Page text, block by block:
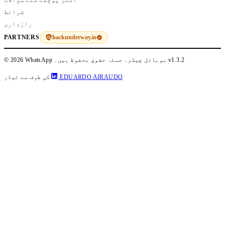
شرائط
رازداری
PARTNERS hackunderway.io
© 2026 WhatsApp موبائل چیکر۔ جملہ حقوق محفوظ ہیں۔v1.3.2
کی طرف سے تیار EDUARDO AIRAUDO